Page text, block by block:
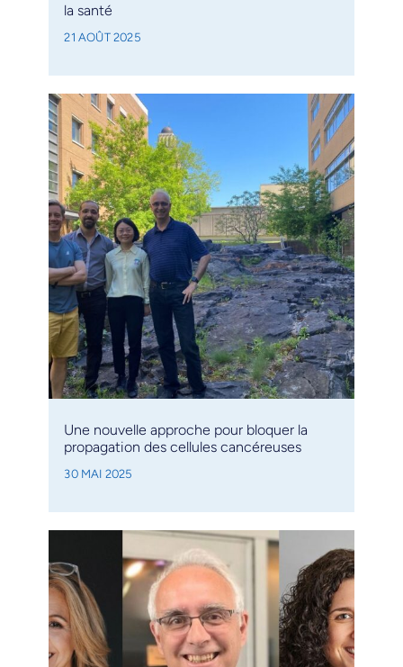
la santé
21 AOÛT 2025
Une nouvelle approche pour bloquer la
propagation des cellules cancéreuses
30 MAI 2025